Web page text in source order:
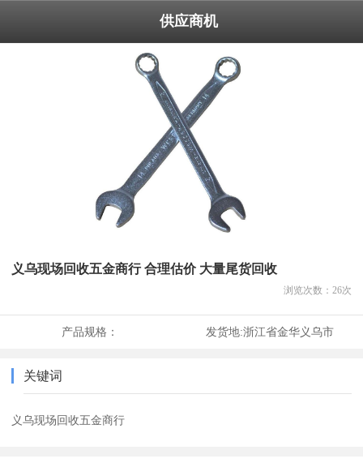
供应商机
义乌现场回收五金商行 合理估价 大量尾货回收
浏览次数： 26次
产品规格： 发货地:浙江省金华义乌市
关键词
义乌现场回收五金商行